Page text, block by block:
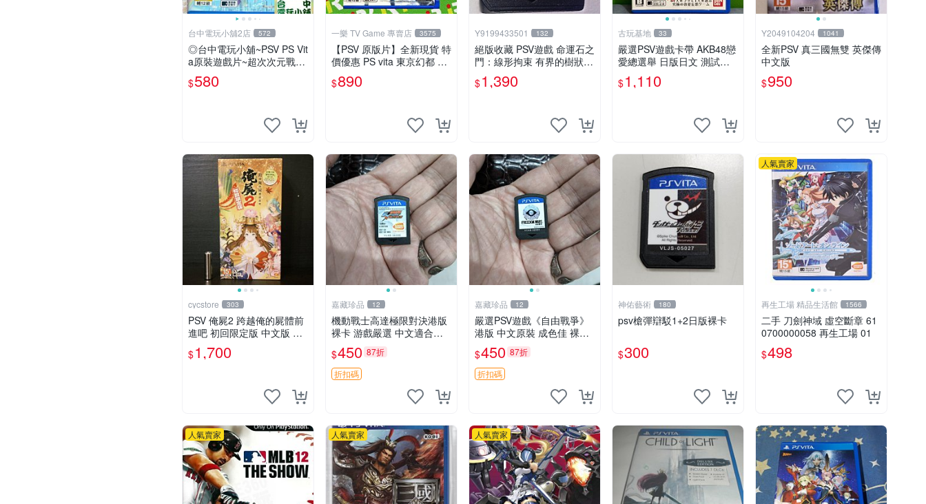
台中電玩小舖2店 572
◎台中電玩小舖~PSV PS Vit
a原裝遊戲片~超次次元戰記
$580
一樂 TV Game 專賣店 3575
【PSV 原版片】全新現貨 特
價優惠 PS vita 東京幻都 TO
KYO XANADU 中文版【台
中一樂電玩】
$890
Y9199433501 132
絕版收藏 PSV遊戲 命運石之
門：線形拘束 有界的樹狀圖
日版 VLJM-30061
$1,390
古玩基地 33
嚴選PSV遊戲卡帶 AKB48戀
愛總選舉 日版日文 測試正
常 游戲卡帶 磨痕 壓痕 成色
圖
$1,110
Y2049104204 1041
全新PSV 真三國無雙 英傑傳
中文版
$950
cycstore 303
PSV 俺屍2 跨越俺的屍體前
進吧 初回限定版 中文版 全
新未拆封 X200
$1,700
嘉藏珍品 12
機動戰士高達極限對決港版
裸卡 游戲嚴選 中文適合收
藏 機動戰士 高達對決 游戲
機
$450 87折
折扣碼
嘉藏珍品 12
嚴選PSV遊戲《自由戰爭》
港版 中文原裝 成色佳 裸卡
自由戰爭 PSV 港版 中文
$450 87折
折扣碼
神佑藝術 180
psv槍彈辯駁1+2日版裸卡
$300
人氣賣家
再生工場 精品生活館 1566
二手 刀劍神域 虛空斷章 61
0700000058 再生工場 01
$498
人氣賣家 人氣賣家 人氣賣家